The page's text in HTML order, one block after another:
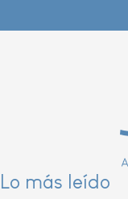
Lo más leído